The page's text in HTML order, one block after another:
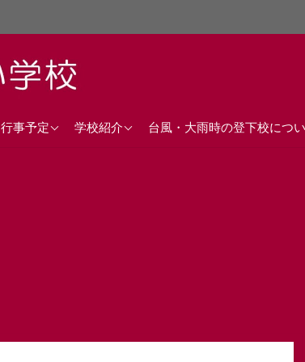
行事予定
直近の行事予定学校紹介
沿革
台風・大雨時の登下校につ